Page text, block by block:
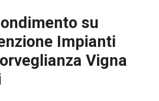
su
Impianti
Vigna